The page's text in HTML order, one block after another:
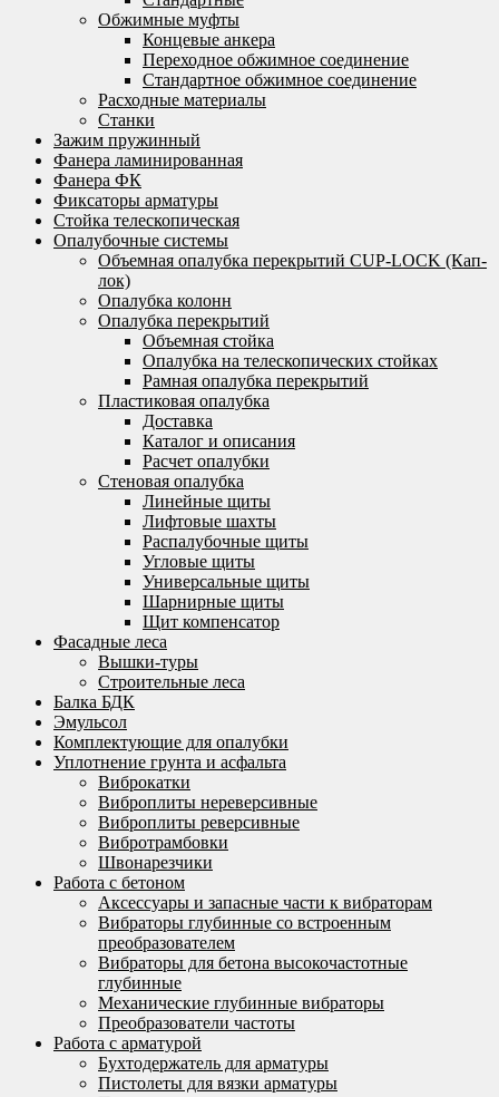
Обжимные муфты
Концевые анкера
Переходное обжимное соединение
Стандартное обжимное соединение
Расходные материалы
Станки
Зажим пружинный
Фанера ламинированная
Фанера ФК
Фиксаторы арматуры
Стойка телескопическая
Опалубочные системы
Объемная опалубка перекрытий CUP-LOCK (Кап-
лок)
Опалубка колонн
Опалубка перекрытий
Объемная стойка
Опалубка на телескопических стойках
Рамная опалубка перекрытий
Пластиковая опалубка
Доставка
Каталог и описания
Расчет опалубки
Стеновая опалубка
Линейные щиты
Лифтовые шахты
Распалубочные щиты
Угловые щиты
Универсальные щиты
Шарнирные щиты
Щит компенсатор
Фасадные леса
Вышки-туры
Строительные леса
Балка БДК
Эмульсол
Комплектующие для опалубки
Уплотнение грунта и асфальта
Виброкатки
Виброплиты нереверсивные
Виброплиты реверсивные
Вибротрамбовки
Швонарезчики
Работа с бетоном
Аксессуары и запасные части к вибраторам
Вибраторы глубинные со встроенным
преобразователем
Вибраторы для бетона высокочастотные
глубинные
Механические глубинные вибраторы
Преобразователи частоты
Работа с арматурой
Бухтодержатель для арматуры
Пистолеты для вязки арматуры